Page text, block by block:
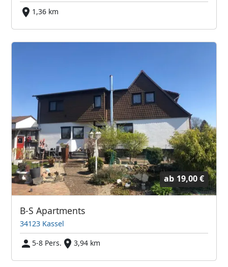
1,36 km
ab 19,00 €
B-S Apartments
34123 Kassel
5-8 Pers.
3,94 km